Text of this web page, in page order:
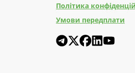
Політика
Умови передплати